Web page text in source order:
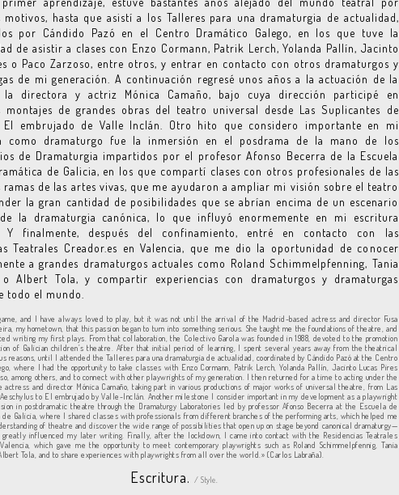
motivos, hasta que asistí a los Talleres para una dramaturgia de actualidad,
por Cándido Pazó en el Centro Dramático Galego, en los que tuve la
de asistir a clases con Enzo Cormann, Patrik Lerch, Yolanda Pallín, Jacinto
o Paco Zarzoso, entre otros, y entrar en contacto con otros dramaturgos y
de mi generación. A continuación regresé unos años a la actuación de la
la directora y actriz Mónica Camaño, bajo cuya dirección participé en
montajes de grandes obras del teatro universal desde Las Suplicantes de
El embrujado de Valle Inclán. Otro hito que considero importante en mi
como dramaturgo fue la inmersión en el posdrama de la mano de los
de Dramaturgia impartidos por el profesor Afonso Becerra de la Escuela
de Galicia, en los que compartí clases con otros profesionales de las
ramas de las artes vivas, que me ayudaron a ampliar mi visión sobre el teatro
la gran cantidad de posibilidades que se abrían encima de un escenario
la dramaturgia canónica, lo que influyó enormemente en mi escritura
Y finalmente, después del confinamiento, entré en contacto con las
Teatrales Creador.es en Valencia, que me dio la oportunidad de conocer
a grandes dramaturgos actuales como Roland Schimmelpfenning, Tania
o Albert Tola, y compartir experiencias con dramaturgos y dramaturgas
todo el mundo.
and I have always loved to play, but it was not until the arrival of the Madrid-based actress and director Fusa
my hometown, that this passion began to turn into something serious. She taught me the foundations of theatre, and
writing my first plays. From that collaboration, the Colectivo Garola was founded in 1988, devoted to the promotion
of Galician children’s theatre. After that initial period of learning, I spent several years away from the theatrical
reasons, until I attended the Talleres para una dramaturgia de actualidad, coordinated by Cándido Pazó at the Centro
where I had the opportunity to take classes with Enzo Cormann, Patrik Lerch, Yolanda Pallín, Jacinto Lucas Pires
among others, and to connect with other playwrights of my generation. I then returned for a time to acting under the
actress and director Mónica Camaño, taking part in various productions of major works of universal theatre, from Las
to El embrujado by Valle-Inclán. Another milestone I consider important in my development as a playwright
in postdramatic theatre through the Dramaturgy Laboratories led by professor Afonso Becerra at the Escuela de
de Galicia, where I shared classes with professionals from different branches of the performing arts, which helped me
of theatre and discover the wide range of possibilities that open up on stage beyond canonical dramaturgy—
greatly influenced my later writing. Finally, after the lockdown, I came into contact with the Residencias Teatrales
which gave me the opportunity to meet contemporary playwrights such as Roland Schimmelpfennig, Tania
Tola, and to share experiences with playwrights from all over the world.» (Carlos Labraña).
Escritura. / Style.